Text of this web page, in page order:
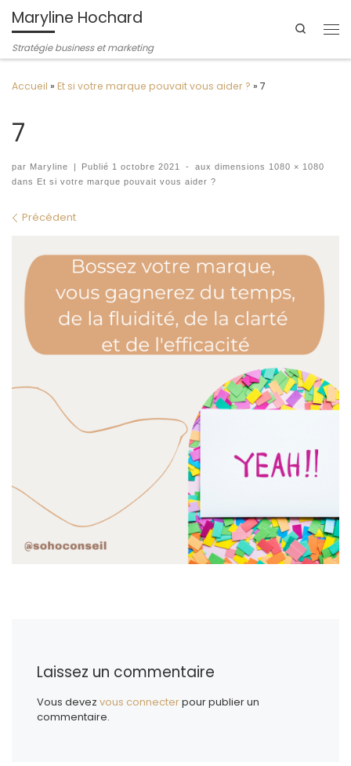
Passer au contenu
Maryline Hochard
Stratégie business et marketing
Search
Accueil » Et si votre marque pouvait vous aider ? » 7
7
par Maryline Publié 1 octobre 2021 - aux dimensions 1080 × 1080
dans
Et si votre marque pouvait vous aider ?
Navigation des images
Précédent
Laissez un commentaire
Vous devezvous connecterpour publier un
commentaire.